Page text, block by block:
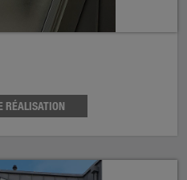
RÉALISATION